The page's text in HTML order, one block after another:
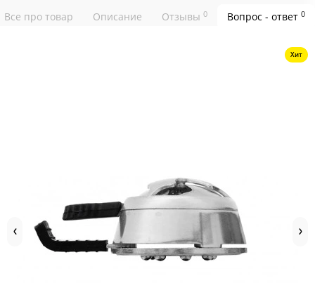
Все про товар Описание Отзывы 0 Вопрос - ответ 0
Хит